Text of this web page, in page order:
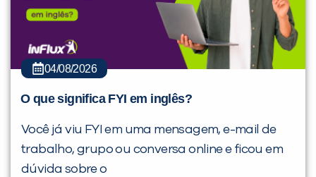
04/08/2026
O que significa FYI em inglês?
Você já viu FYI em uma mensagem, e-mail de
trabalho, grupo ou conversa online e ficou em
dúvida sobre o